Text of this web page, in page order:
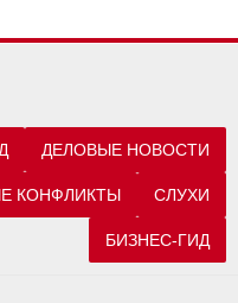
ДЕЛОВЫЕ НОВОСТИ
КОНФЛИКТЫ СЛУХИ
БИЗНЕС-ГИД